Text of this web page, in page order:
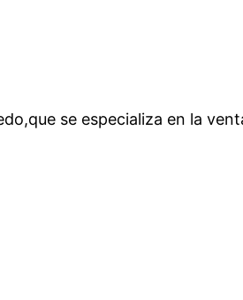
se especializa en la